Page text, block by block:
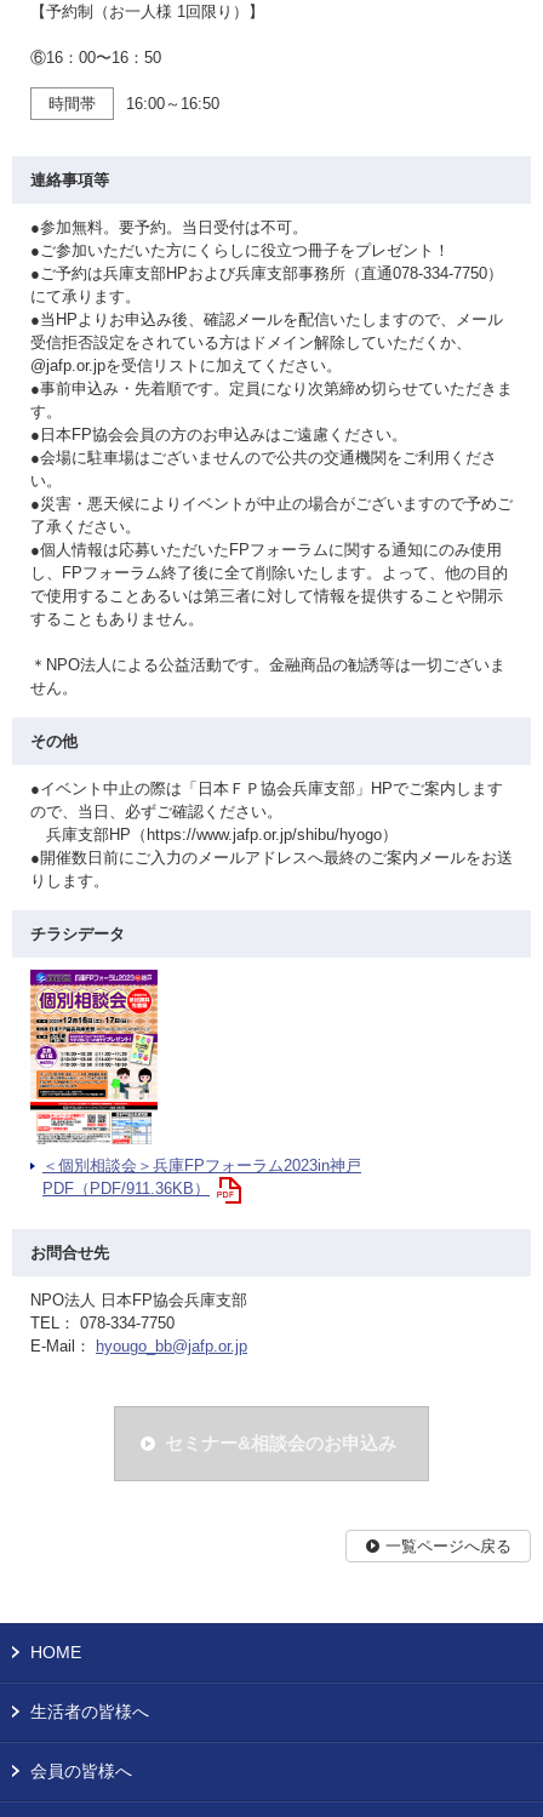
【予約制（お一人様 1回限り）】
⑥16：00〜16：50
時間帯 16:00～16:50
連絡事項等
●参加無料。要予約。当日受付は不可。
●ご参加いただいた方にくらしに役立つ冊子をプレゼント！
●ご予約は兵庫支部HPおよび兵庫支部事務所（直通078-334-7750）
にて承ります。
●当HPよりお申込み後、確認メールを配信いたしますので、メール
受信拒否設定をされている方はドメイン解除していただくか、
@jafp.or.jpを受信リストに加えてください。
●事前申込み・先着順です。定員になり次第締め切らせていただきま
す。
●日本FP協会会員の方のお申込みはご遠慮ください。
●会場に駐車場はございませんので公共の交通機関をご利用くださ
い。
●災害・悪天候によりイベントが中止の場合がございますので予めご
了承ください。
●個人情報は応募いただいたFPフォーラムに関する通知にのみ使用
し、FPフォーラム終了後に全て削除いたします。よって、他の目的
で使用することあるいは第三者に対して情報を提供することや開示
することもありません。
＊NPO法人による公益活動です。金融商品の勧誘等は一切ございま
せん。
その他
●イベント中止の際は「日本ＦＰ協会兵庫支部」HPでご案内します
ので、当日、必ずご確認ください。
兵庫支部HP（https://www.jafp.or.jp/shibu/hyogo）
●開催数日前にご入力のメールアドレスへ最終のご案内メールをお送
りします。
チラシデータ
＜個別相談会＞兵庫FPフォーラム2023in神戸
PDF（PDF/911.36KB）
お問合せ先
NPO法人 日本FP協会兵庫支部
TEL： 078-334-7750
E-Mail：
hyougo_bb@jafp.or.jp
セミナー&相談会のお申込み
一覧ページへ戻る
HOME
生活者の皆様へ
会員の皆様へ